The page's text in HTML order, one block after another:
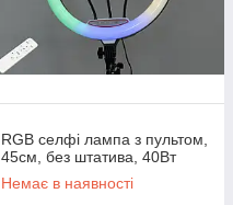
RGB селфі лампа з пультом,
45см, без штатива, 40Вт
Немає в наявності